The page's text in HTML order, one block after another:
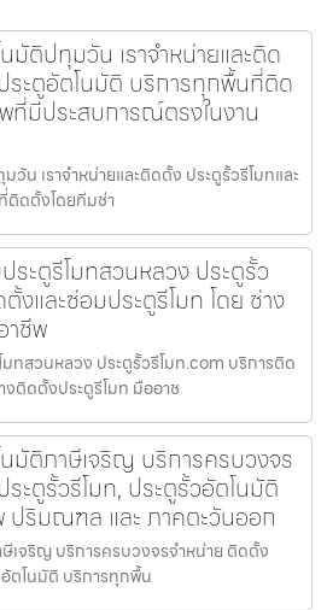
มัติปทุมวัน เราจำหน่ายและติด
ระตูอัตโนมัติ บริการทุกพื้นที่ติด
ที่มีประสบการณ์ตรงในงาน
วัน เราจำหน่ายและติดตั้ง ประตูรั้วรีโมทและ
ติดตั้งโดยทีมช่า
ระตูรีโมทสวนหลวง ประตูรั้ว
งและซ่อมประตูรีโมท โดย ช่าง
าชีพ
ทสวนหลวง ประตูรั้วรีโมท.com บริการติด
งติดตั้งประตูรีโมท มืออาช
มัติภาษีเจริญ บริการครบวงจร
ะตูรั้วรีโมท, ประตูรั้วอัตโนมัติ
ปริมณฑล และ ภาคตะวันออก
เจริญ บริการครบวงจรจำหน่าย ติดตั้ง
ตโนมัติ บริการทุกพื้น